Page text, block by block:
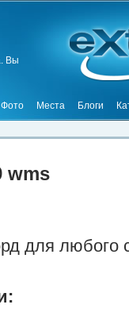
Вы
Фото Места Блоги
wms
для любого